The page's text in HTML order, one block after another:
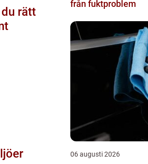
från fuktproblem
06 augusti 2026